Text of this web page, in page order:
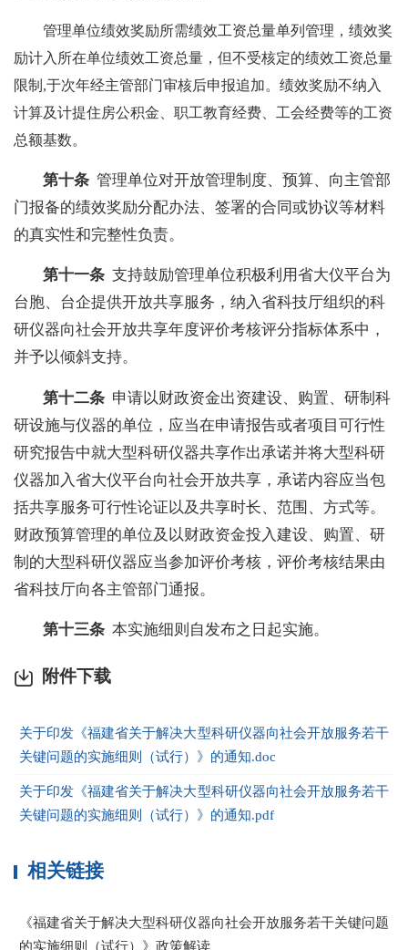
管理单位绩效奖励所需绩效工资总量单列管理，绩效奖
励计入所在单位绩效工资总量，但不受核定的绩效工资总量
限制,于次年经主管部门审核后申报追加。绩效奖励不纳入
计算及计提住房公积金、职工教育经费、工会经费等的工资
总额基数。
第十条 管理单位对开放管理制度、预算、向主管部
门报备的绩效奖励分配办法、签署的合同或协议等材料
的真实性和完整性负责。
第十一条 支持鼓励管理单位积极利用省大仪平台为
台胞、台企提供开放共享服务，纳入省科技厅组织的科
研仪器向社会开放共享年度评价考核评分指标体系中，
并予以倾斜支持。
第十二条 申请以财政资金出资建设、购置、研制科
研设施与仪器的单位，应当在申请报告或者项目可行性
研究报告中就大型科研仪器共享作出承诺并将大型科研
仪器加入省大仪平台向社会开放共享，承诺内容应当包
括共享服务可行性论证以及共享时长、范围、方式等。
财政预算管理的单位及以财政资金投入建设、购置、研
制的大型科研仪器应当参加评价考核，评价考核结果由
省科技厅向各主管部门通报。
第十三条 本实施细则自发布之日起实施。
附件下载
关于印发《福建省关于解决大型科研仪器向社会开放服务若干
关键问题的实施细则（试行）》的通知.doc
关于印发《福建省关于解决大型科研仪器向社会开放服务若干
关键问题的实施细则（试行）》的通知.pdf
相关链接
《福建省关于解决大型科研仪器向社会开放服务若干关键问题
的实施细则（试行）》政策解读